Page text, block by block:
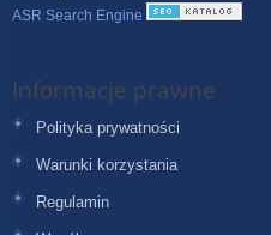
ASR Search Engine
Informacje prawne
Polityka prywatności
Warunki korzystania
Regulamin